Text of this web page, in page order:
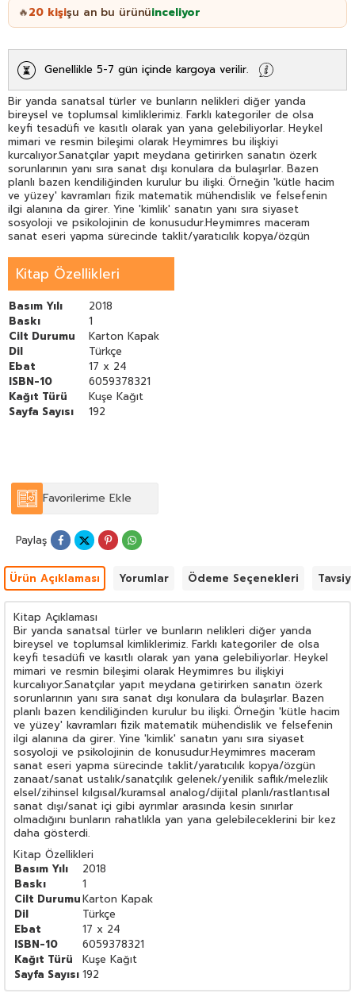
🔥20 kişişu an bu ürünüinceliyor
Genellikle 5-7 gün içinde kargoya verilir.
Bir yanda sanatsal türler ve bunların nelikleri diğer yanda
bireysel ve toplumsal kimliklerimiz. Farklı kategoriler de olsa
keyfi tesadüfi ve kasıtlı olarak yan yana gelebiliyorlar. Heykel
mimari ve resmin bileşimi olarak Heymimres bu ilişkiyi
kurcalıyor.Sanatçılar yapıt meydana getirirken sanatın özerk
sorunlarının yanı sıra sanat dışı konulara da bulaşırlar. Bazen
planlı bazen kendiliğinden kurulur bu ilişki. Örneğin 'kütle hacim
ve yüzey' kavramları fizik matematik mühendislik ve felsefenin
ilgi alanına da girer. Yine 'kimlik' sanatın yanı sıra siyaset
sosyoloji ve psikolojinin de konusudur.Heymimres maceram
sanat eseri yapma sürecinde taklit/yaratıcılık kopya/özgün
elsel/zihinsel kılgısal/kuramsal analog/dijital planlı/rastlantısal
sanat dışı/sanat içi gibi ayrımlar arasında kesin sınırlar
olmadığını bunların rahatlıkla yan yana gelebileceklerini bir kez
daha gösterdi.
Kitap Özellikleri
Basım Yılı
2018
Baskı
1
Cilt Durumu
Karton Kapak
Dil
Türkçe
Ebat
17 x 24
ISBN-10
6059378321
Kağıt Türü
Kuşe Kağıt
Sayfa Sayısı
192
Favorilerime Ekle
Paylaş
Ürün Açıklaması Yorumlar Ödeme Seçenekleri
Kitap Açıklaması
Bir yanda sanatsal türler ve bunların nelikleri diğer yanda
bireysel ve toplumsal kimliklerimiz. Farklı kategoriler de olsa
keyfi tesadüfi ve kasıtlı olarak yan yana gelebiliyorlar. Heykel
mimari ve resmin bileşimi olarak Heymimres bu ilişkiyi
kurcalıyor.Sanatçılar yapıt meydana getirirken sanatın özerk
sorunlarının yanı sıra sanat dışı konulara da bulaşırlar. Bazen
planlı bazen kendiliğinden kurulur bu ilişki. Örneğin 'kütle hacim
ve yüzey' kavramları fizik matematik mühendislik ve felsefenin
ilgi alanına da girer. Yine 'kimlik' sanatın yanı sıra siyaset
sosyoloji ve psikolojinin de konusudur.Heymimres maceram
sanat eseri yapma sürecinde taklit/yaratıcılık kopya/özgün
zanaat/sanat ustalık/sanatçılık gelenek/yenilik saflık/melezlik
elsel/zihinsel kılgısal/kuramsal analog/dijital planlı/rastlantısal
sanat dışı/sanat içi gibi ayrımlar arasında kesin sınırlar
olmadığını bunların rahatlıkla yan yana gelebileceklerini bir kez
daha gösterdi.
Kitap Özellikleri
Basım Yılı
2018
Baskı
1
Cilt DurumuKarton Kapak
Dil
Türkçe
Ebat
17 x 24
ISBN-10
6059378321
Kağıt Türü
Kuşe Kağıt
Sayfa Sayısı 192